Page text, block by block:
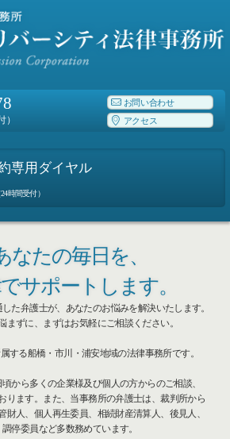
お問い合わせ
アクセス
専用ダイヤル
24時間受付）
なたの毎日を、
サポートします。
た弁護士が、あなたのお悩みを解決いたします。
まずに、まずはお気軽にご相談ください。
する船橋・市川・浦安地域の法律事務所です。
から多くの企業様及び個人の方からのご相談、
ります。また、当事務所の弁護士は、裁判所から
財人、個人再生委員、相続財産清算人、後見人、
調停委員など多数務めています。